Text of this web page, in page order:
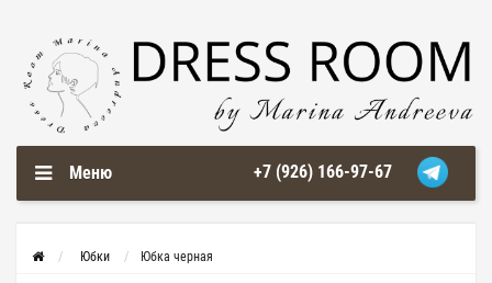
Меню +7 (926) 166-97-67
Юбки Юбка черная